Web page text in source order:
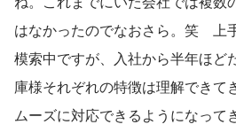
はなかったのでなおさら。笑　上
模索中ですが、入社から半年ほど
庫様それぞれの特徴は理解できて
ムーズに対応できるようになって